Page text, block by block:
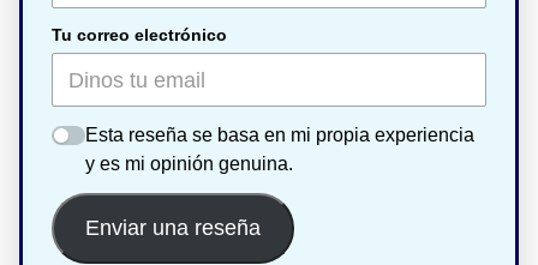
Tu correo electrónico
Esta reseña se basa en mi propia experiencia
y es mi opinión genuina.
Enviar una reseña